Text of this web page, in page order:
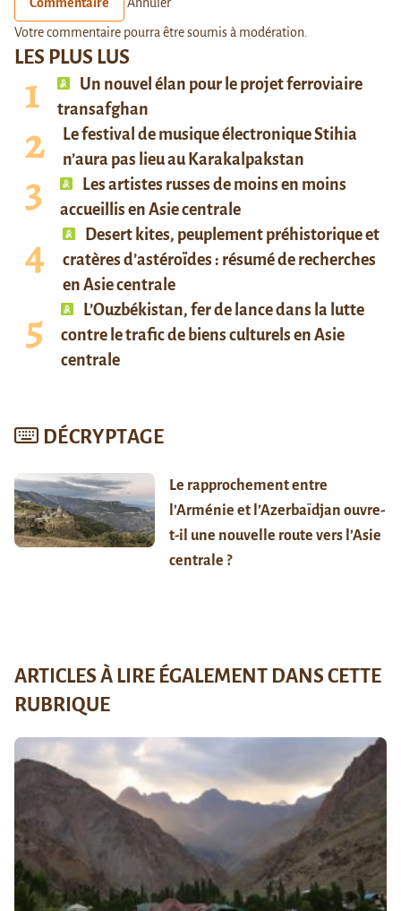
LES PLUS LUS
Un nouvel élan pour le projet ferroviaire
transafghan
Le festival de musique électronique Stihia
n’aura pas lieu au Karakalpakstan
Les artistes russes de moins en moins
accueillis en Asie centrale
Desert kites, peuplement préhistorique et
cratères d’astéroïdes : résumé de recherches
en Asie centrale
L’Ouzbékistan, fer de lance dans la lutte
contre le trafic de biens culturels en Asie
centrale
DÉCRYPTAGE
Le rapprochement entre
l’Arménie et l’Azerbaïdjan ouvre-
t-il une nouvelle route vers l’Asie
centrale ?
Votre commentaire pourra être soumis à modération.
ARTICLES À LIRE ÉGALEMENT DANS CETTE
RUBRIQUE